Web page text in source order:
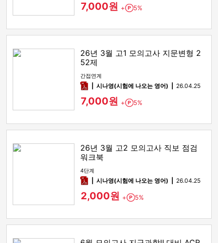
7,000원 + Point
5%
26년 3월 고1 모의고사 지문변형 2
52제
간접연계
pdf시나영(시험에 나오는 영어) 26.04.25
7,000원 + Point
5%
26년 3월 고2 모의고사 직보 점검
워크북
4단계
pdf시나영(시험에 나오는 영어) 26.04.25
2,000원 + Point
5%